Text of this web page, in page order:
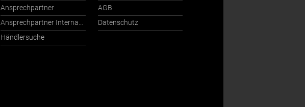
Ansprechpartner
Ansprechpartner International
Händlersuche
AGB
Datenschutz